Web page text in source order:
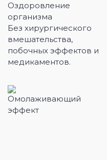
Оздоровление
организма
Без хирургического
вмешательства,
побочных эффектов и
медикаментов.